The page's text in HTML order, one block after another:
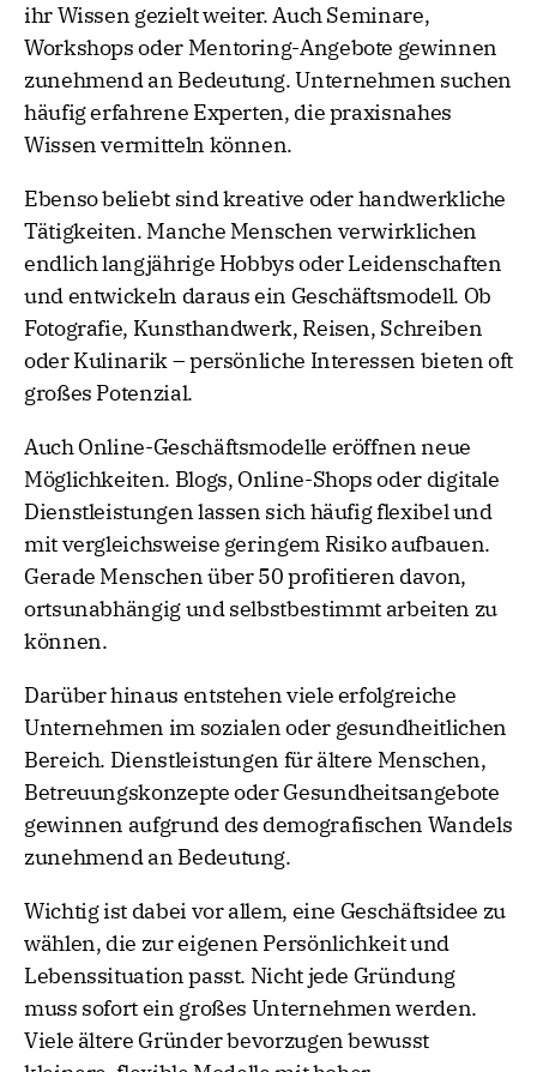
ihr Wissen gezielt weiter. Auch Seminare,
Workshops oder Mentoring-Angebote gewinnen
zunehmend an Bedeutung. Unternehmen suchen
häufig erfahrene Experten, die praxisnahes
Wissen vermitteln können.
Ebenso beliebt sind kreative oder handwerkliche
Tätigkeiten. Manche Menschen verwirklichen
endlich langjährige Hobbys oder Leidenschaften
und entwickeln daraus ein Geschäftsmodell. Ob
Fotografie, Kunsthandwerk, Reisen, Schreiben
oder Kulinarik – persönliche Interessen bieten oft
großes Potenzial.
Auch Online-Geschäftsmodelle eröffnen neue
Möglichkeiten. Blogs, Online-Shops oder digitale
Dienstleistungen lassen sich häufig flexibel und
mit vergleichsweise geringem Risiko aufbauen.
Gerade Menschen über 50 profitieren davon,
ortsunabhängig und selbstbestimmt arbeiten zu
können.
Darüber hinaus entstehen viele erfolgreiche
Unternehmen im sozialen oder gesundheitlichen
Bereich. Dienstleistungen für ältere Menschen,
Betreuungskonzepte oder Gesundheitsangebote
gewinnen aufgrund des demografischen Wandels
zunehmend an Bedeutung.
Wichtig ist dabei vor allem, eine Geschäftsidee zu
wählen, die zur eigenen Persönlichkeit und
Lebenssituation passt. Nicht jede Gründung
muss sofort ein großes Unternehmen werden.
Viele ältere Gründer bevorzugen bewusst